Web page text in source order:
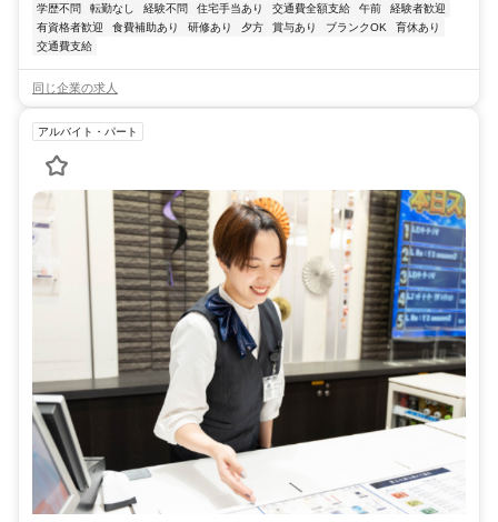
学歴不問
転勤なし 経験不問 住宅手当あり 交通費全額支給 午前
経験者歓迎
有資格者歓迎
食費補助あり 研修あり 夕方 賞与あり ブランクOK
育休あり
交通費支給
同じ企業の求人
アルバイト・パート